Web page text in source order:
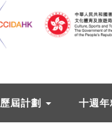
歷屆計劃 十週